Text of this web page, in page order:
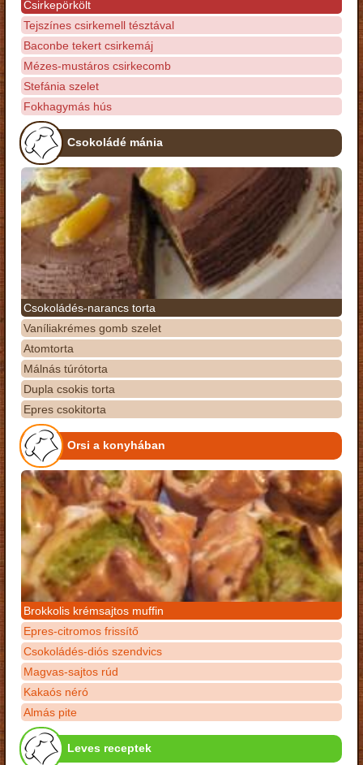
Csirkepörkölt
Tejszínes csirkemell tésztával
Baconbe tekert csirkemáj
Mézes-mustáros csirkecomb
Stefánia szelet
Fokhagymás hús
Csokoládé mánia
Csokoládés-narancs torta
Vaníliakrémes gomb szelet
Atomtorta
Málnás túrótorta
Dupla csokis torta
Epres csokitorta
Orsi a konyhában
Brokkolis krémsajtos muffin
Epres-citromos frissítő
Csokoládés-diós szendvics
Magvas-sajtos rúd
Kakaós néró
Almás pite
Leves receptek